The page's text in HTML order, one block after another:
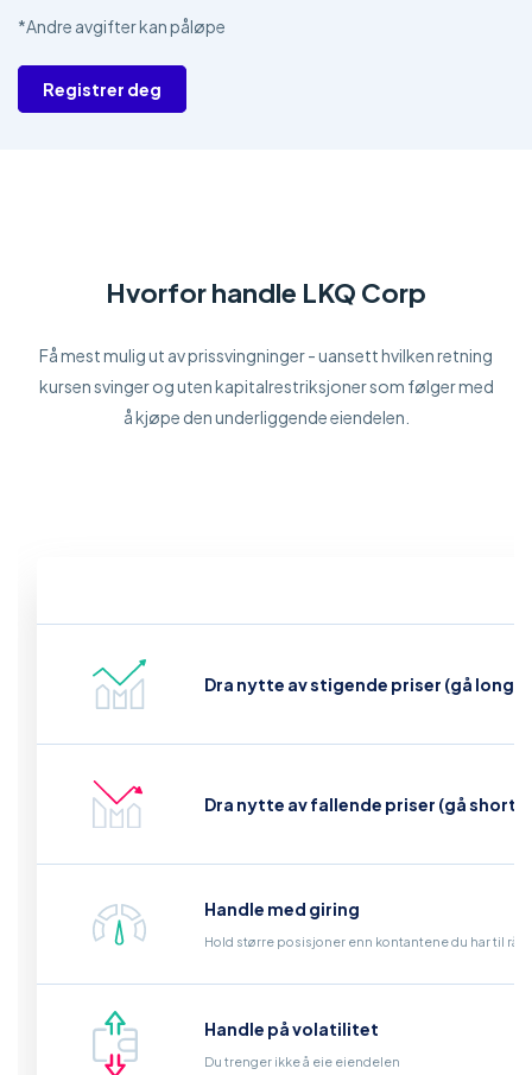
*Andre avgifter kan påløpe
Registrer deg
Hvorfor handle LKQ Corp
Få mest mulig ut av prissvingninger - uansett hvilken retning
kursen svinger og uten kapitalrestriksjoner som følger med
å kjøpe den underliggende eiendelen.
Dra nytte av stigende priser (gå long)
Dra nytte av fallende priser (gå short)
Handle med giring
Hold større posisjoner enn kontantene du har til
Handle på volatilitet
Du trenger ikke å eie eiendelen